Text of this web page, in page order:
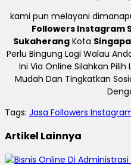
kami pun melayani
Followers Instagram
Sukaherang Kota
Perlu Bingung Lagi Walau
Ini Via Online Silahkan
Mudah Dan Tingkatkan
Tags: Jasa Followers
Artikel Lainnya